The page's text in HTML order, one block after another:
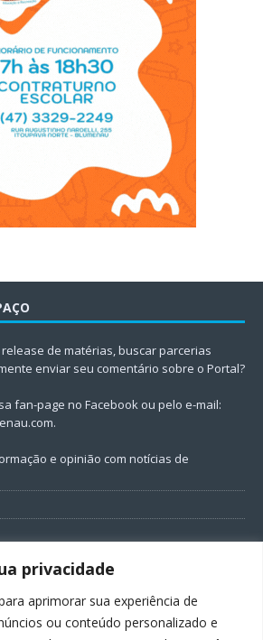
privacidade
aprimorar sua experiência de
ou conteúdo personalizado e
de matérias, buscar parcerias
enviar seu comentário sobre o Portal?
fan-page no Facebook ou pelo e-mail:
.
e opinião com notícias de